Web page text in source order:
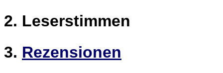
Leserstimmen
Rezensionen